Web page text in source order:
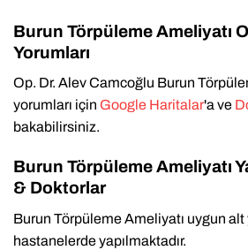
Burun Törpüleme Ameliyatı
Yorumları
Op. Dr. Alev Camcoğlu Burun
yorumları için Google Haritalar'a ve
bakabilirsiniz.
Burun Törpüleme Ameliyatı
& Doktorlar
Burun Törpüleme Ameliyatı uygun alt
hastanelerde yapılmaktadır.